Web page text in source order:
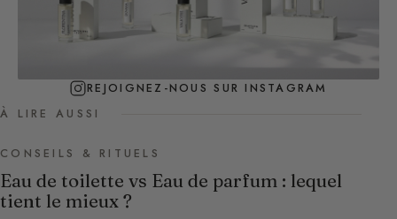
REJOIGNEZ-NOUS SUR INSTAGRAM
À LIRE AUSSI
CONSEILS & RITUELS
Eau de toilette vs Eau de parfum : lequel
tient le mieux ?